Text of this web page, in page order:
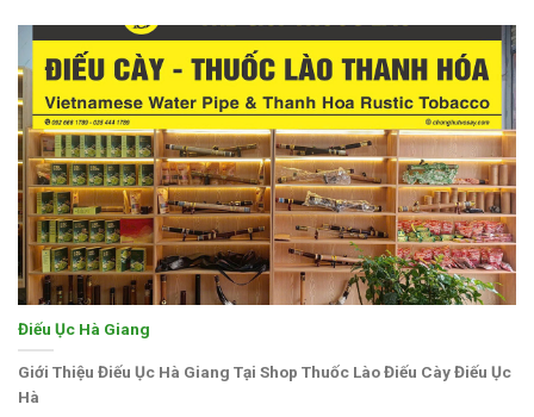
Điếu Ục Hà Giang
Giới Thiệu Điếu Ục Hà Giang Tại Shop Thuốc Lào Điếu Cày Điếu Ục
Hà